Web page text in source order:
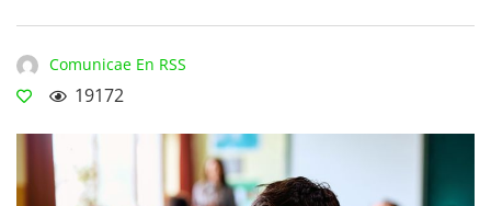
Comunicae En RSS
19172